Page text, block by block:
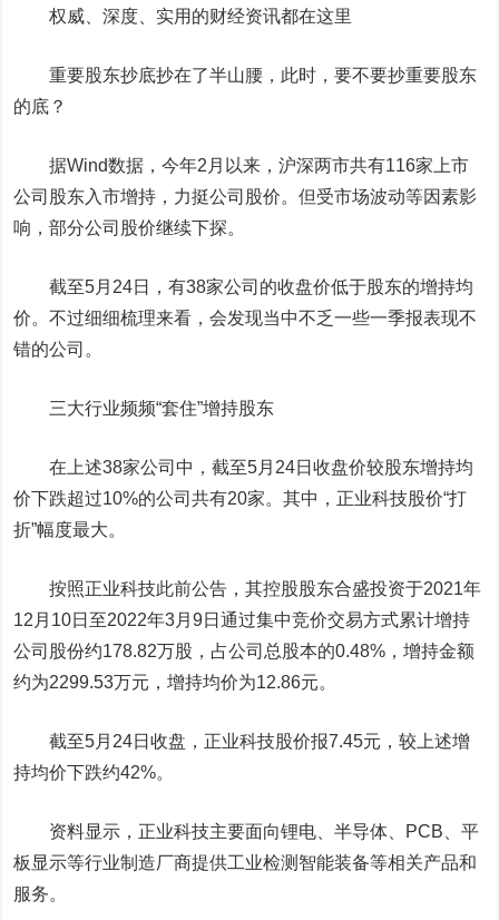
权威、深度、实用的财经资讯都在这里
重要股东抄底抄在了半山腰，此时，要不要抄重要股东
的底？
据Wind数据，今年2月以来，沪深两市共有116家上市
公司股东入市增持，力挺公司股价。但受市场波动等因素影
响，部分公司股价继续下探。
截至5月24日，有38家公司的收盘价低于股东的增持均
价。不过细细梳理来看，会发现当中不乏一些一季报表现不
错的公司。
三大行业频频“套住”增持股东
在上述38家公司中，截至5月24日收盘价较股东增持均
价下跌超过10%的公司共有20家。其中， 正业科技股价“打
折”幅度最大。
按照正业科技此前公告，其控股股东合盛投资于2021年
12月10日至2022年3月9日通过集中竞价交易方式累计增持
公司股份约178.82万股，占公司总股本的0.48%，增持金额
约为2299.53万元，增持均价为12.86元。
截至5月24日收盘，正业科技股价报7.45元，较上述增
持均价下跌约42%。
资料显示，正业科技主要面向锂电、半导体、PCB、平
板显示等行业制造厂商提供工业检测智能装备等相关产品和
服务。